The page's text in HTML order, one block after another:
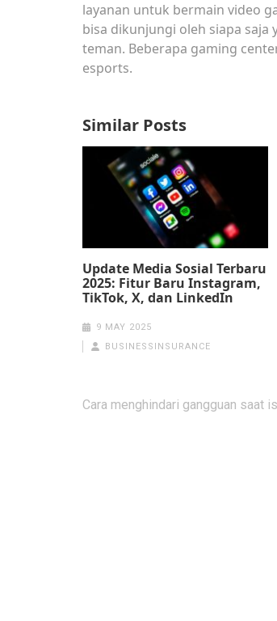
layanan untuk bermain video
bisa dikunjungi oleh siapa
teman. Beberapa gaming
esports.
Similar Posts
Update Media Sosial Terbaru
2025: Fitur Baru Instagram,
TikTok, X, dan LinkedIn
9 MAY 2025
BUSINESSINSURANCE
Post
Cara menghindari gangguan saat